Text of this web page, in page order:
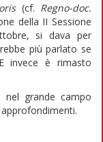
(cf. Regno-doc.
della II Sessione
si dava per
più parlato se
invece è rimasto
grande campo